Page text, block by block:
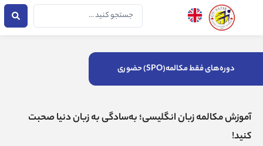
جستجو
دوره‌های فقط مکالمه(SPO) حضوری
آموزش مکالمه زبان انگلیسی؛ به‌سادگی به زبان دنیا صحبت
کنید!